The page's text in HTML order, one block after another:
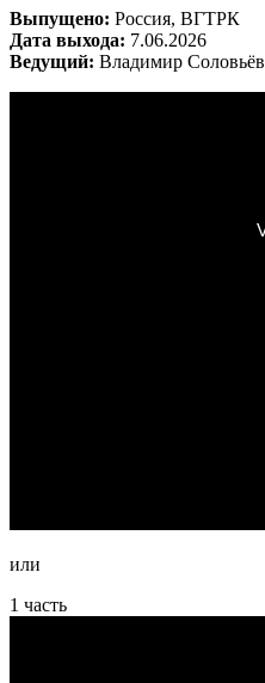
Выпущено: Россия, ВГТРК
Дата выхода: 7.06.2026
Ведущий: Владимир Соловьёв
или
1 часть